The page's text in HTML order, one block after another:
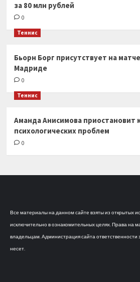
за 80 млн рублей
0
Теннис
Бьорн Борг присутствует на
Мадриде
0
Теннис
Аманда Анисимова приостановит
психологических проблем
0
Все материалы на данном сайте взяты из открытых
исключительно в ознакомительных целях. Права на
владельцам. Администрация сайта
несет.